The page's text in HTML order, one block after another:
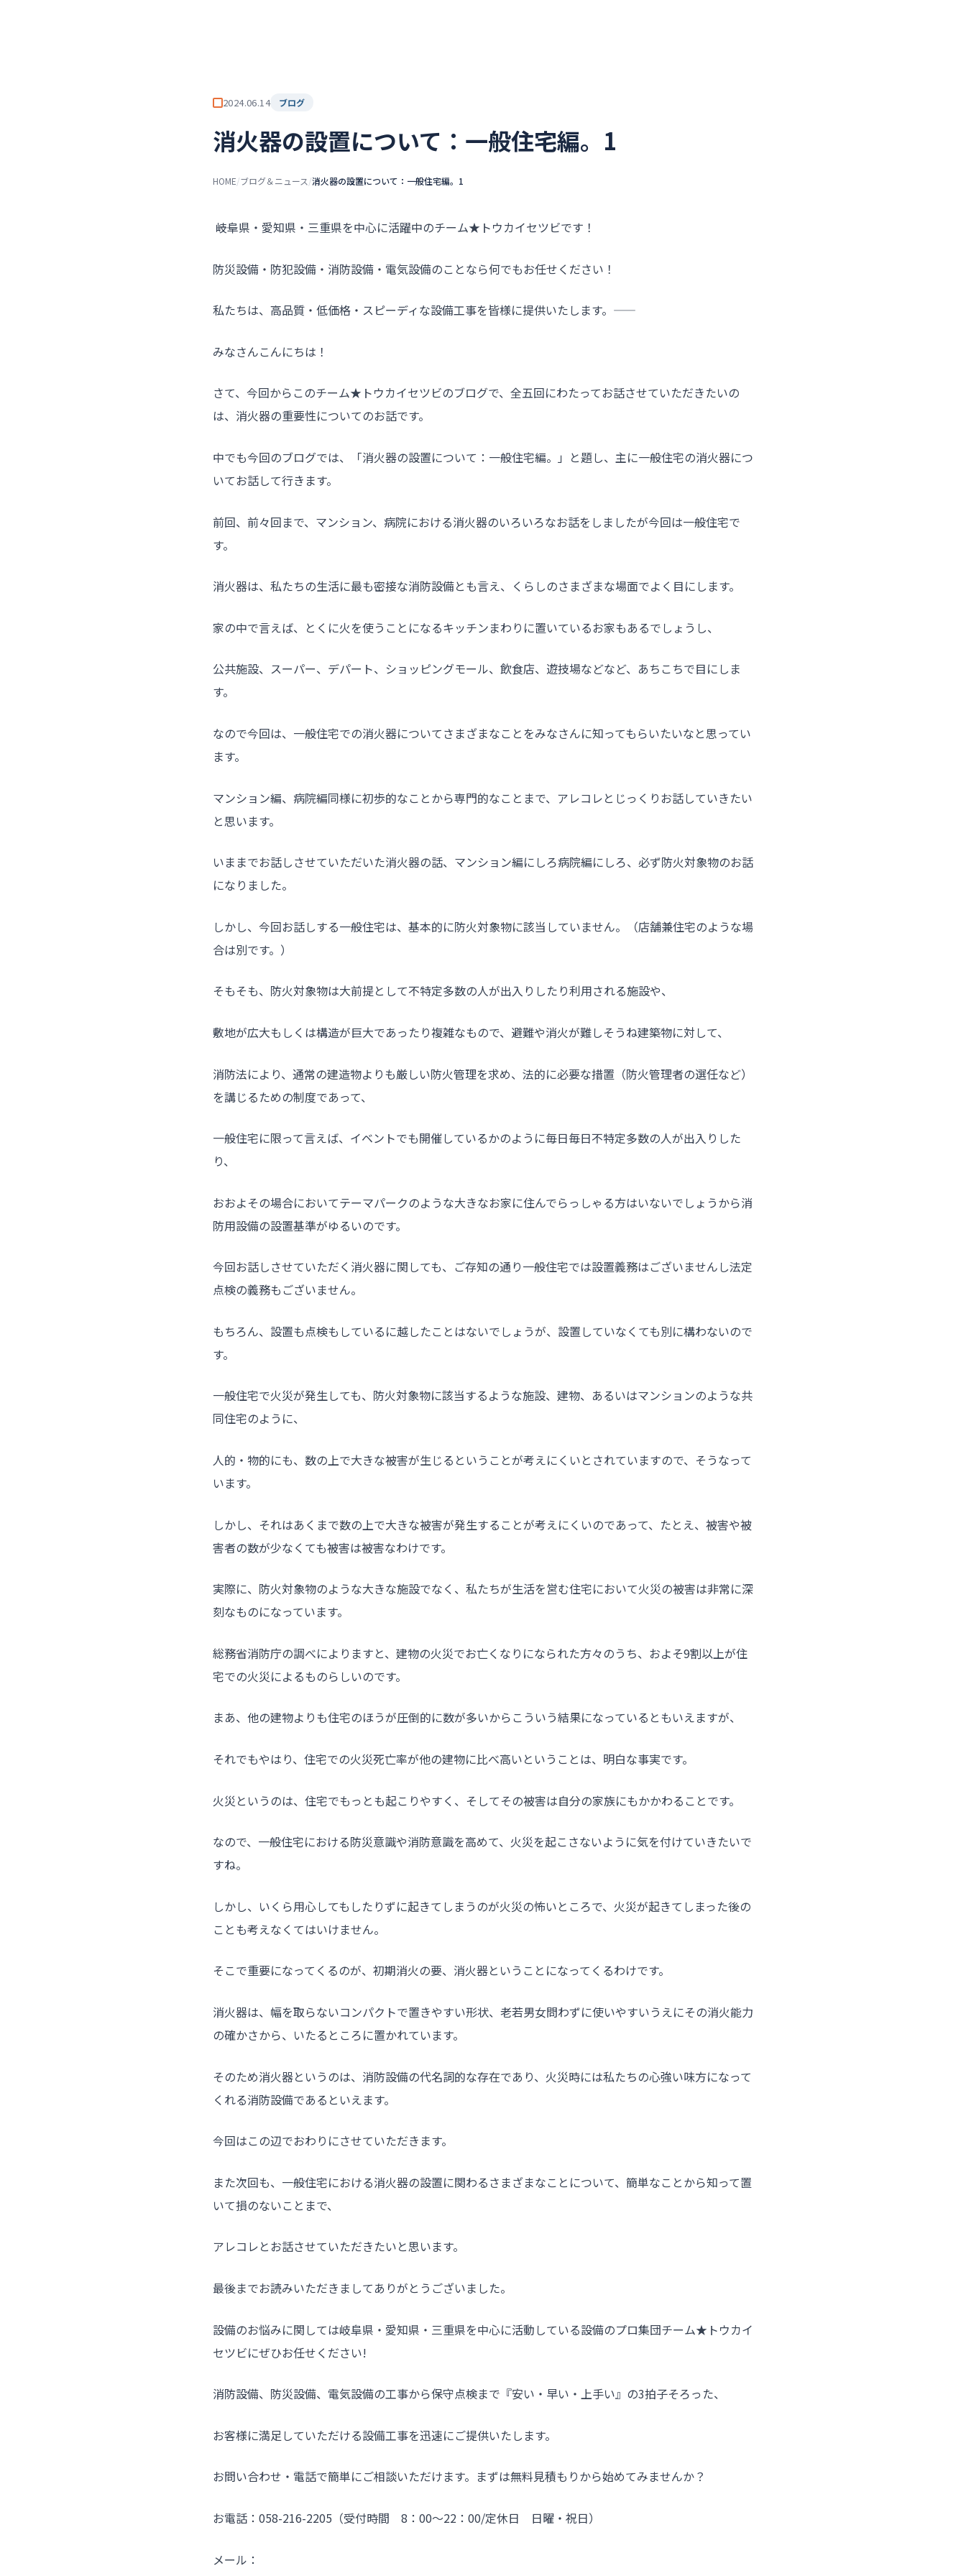
2024.06.14 ブログ
消火器の設置について：一般住宅編。1
HOME/ブログ＆ニュース/消火器の設置について：一般住宅編。1
――岐阜県・愛知県・三重県を中心に活躍中のチーム★トウカイセツビです！
防災設備・防犯設備・消防設備・電気設備のことなら何でもお任せください！
私たちは、高品質・低価格・スピーディな設備工事を皆様に提供いたします。――
みなさんこんにちは！
さて、今回からこのチーム★トウカイセツビのブログで、全五回にわたってお話させていただきたいの
は、消火器の重要性についてのお話です。
中でも今回のブログでは、「消火器の設置について：一般住宅編。」と題し、主に一般住宅の消火器につ
いてお話して行きます。
前回、前々回まで、マンション、病院における消火器のいろいろなお話をしましたが今回は一般住宅で
す。
消火器は、私たちの生活に最も密接な消防設備とも言え、くらしのさまざまな場面でよく目にします。
家の中で言えば、とくに火を使うことになるキッチンまわりに置いているお家もあるでしょうし、
公共施設、スーパー、デパート、ショッピングモール、飲食店、遊技場などなど、あちこちで目にしま
す。
なので今回は、一般住宅での消火器についてさまざまなことをみなさんに知ってもらいたいなと思ってい
ます。
マンション編、病院編同様に初歩的なことから専門的なことまで、アレコレとじっくりお話していきたい
と思います。
いままでお話しさせていただいた消火器の話、マンション編にしろ病院編にしろ、必ず防火対象物のお話
になりました。
しかし、今回お話しする一般住宅は、基本的に防火対象物に該当していません。（店舗兼住宅のような場
合は別です。）
そもそも、防火対象物は大前提として不特定多数の人が出入りしたり利用される施設や、
敷地が広大もしくは構造が巨大であったり複雑なもので、避難や消火が難しそうね建築物に対して、
消防法により、通常の建造物よりも厳しい防火管理を求め、法的に必要な措置（防火管理者の選任など）
を講じるための制度であって、
一般住宅に限って言えば、イベントでも開催しているかのように毎日毎日不特定多数の人が出入りした
り、
おおよその場合においてテーマパークのような大きなお家に住んでらっしゃる方はいないでしょうから消
防用設備の設置基準がゆるいのです。
今回お話しさせていただく消火器に関しても、ご存知の通り一般住宅では設置義務はございませんし法定
点検の義務もございません。
もちろん、設置も点検もしているに越したことはないでしょうが、設置していなくても別に構わないので
す。
一般住宅で火災が発生しても、防火対象物に該当するような施設、建物、あるいはマンションのような共
同住宅のように、
人的・物的にも、数の上で大きな被害が生じるということが考えにくいとされていますので、そうなって
います。
しかし、それはあくまで数の上で大きな被害が発生することが考えにくいのであって、たとえ、被害や被
害者の数が少なくても被害は被害なわけです。
実際に、防火対象物のような大きな施設でなく、私たちが生活を営む住宅において火災の被害は非常に深
刻なものになっています。
総務省消防庁の調べによりますと、建物の火災でお亡くなりになられた方々のうち、およそ9割以上が住
宅での火災によるものらしいのです。
まあ、他の建物よりも住宅のほうが圧倒的に数が多いからこういう結果になっているともいえますが、
それでもやはり、住宅での火災死亡率が他の建物に比べ高いということは、明白な事実です。
火災というのは、住宅でもっとも起こりやすく、そしてその被害は自分の家族にもかかわることです。
なので、一般住宅における防災意識や消防意識を高めて、火災を起こさないように気を付けていきたいで
すね。
しかし、いくら用心してもしたりずに起きてしまうのが火災の怖いところで、火災が起きてしまった後の
ことも考えなくてはいけません。
そこで重要になってくるのが、初期消火の要、消火器ということになってくるわけです。
消火器は、幅を取らないコンパクトで置きやすい形状、老若男女問わずに使いやすいうえにその消火能力
の確かさから、いたるところに置かれています。
そのため消火器というのは、消防設備の代名詞的な存在であり、火災時には私たちの心強い味方になって
くれる消防設備であるといえます。
今回はこの辺でおわりにさせていただきます。
また次回も、一般住宅における消火器の設置に関わるさまざまなことについて、簡単なことから知って置
いて損のないことまで、
アレコレとお話させていただきたいと思います。
最後までお読みいただきましてありがとうございました。
設備のお悩みに関しては岐阜県・愛知県・三重県を中心に活動している設備のプロ集団チーム★トウカイ
セツビにぜひお任せください!
消防設備、防災設備、電気設備の工事から保守点検まで『安い・早い・上手い』の3拍子そろった、
お客様に満足していただける設備工事を迅速にご提供いたします。
お問い合わせ・電話で簡単にご相談いただけます。まずは無料見積もりから始めてみませんか？
お電話：058-216-2205（受付時間 8：00～22：00/定休日 日曜・祝日）
メール：